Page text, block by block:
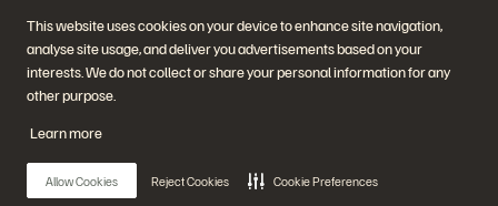
This website uses cookies on your device to enhance site navigation,
analyse site usage, and deliver you advertisements based on your
interests. We do not collect or share your personal information for any
other purpose.
Learn more
Allow Cookies Reject Cookies Cookie Preferences
문의하기
에버퓨어(Everpure) 공식 소셜미디어 팔로우하기
© 2026 Everpure, Inc. All rights reserved.
개인정보 보호 정책웹사이트 약관법적 정보트러스트 센터